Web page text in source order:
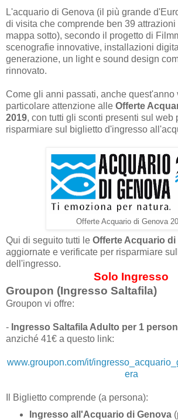
L'acquario di Genova (il più grande
di visita che comprende ben 39 attrazioni
mappa sotto), secondo il progetto di
scenografie innovative, installazioni
generazione, un light e sound design
rinnovato.
Come gli anni passati, anche quest'anno
particolare attenzione alle Offerte
2019, con tutti gli sconti presenti sul web
risparmiare sul biglietto d'ingresso
Offerte Acquario di Genova
Qui di seguito tutti le Offerte Acquario di
aggiornate e verificate per risparmiare
dell'ingresso.
Solo Ingresso
Groupon (Ingresso Saltafila)
Groupon vi offre:
- Ingresso Saltafila Adulto per 1
anziché 41€ a questo link:
www.groupon.com/it/
era
Il Biglietto comprende (a persona):
Ingresso all'Acquario di Genova